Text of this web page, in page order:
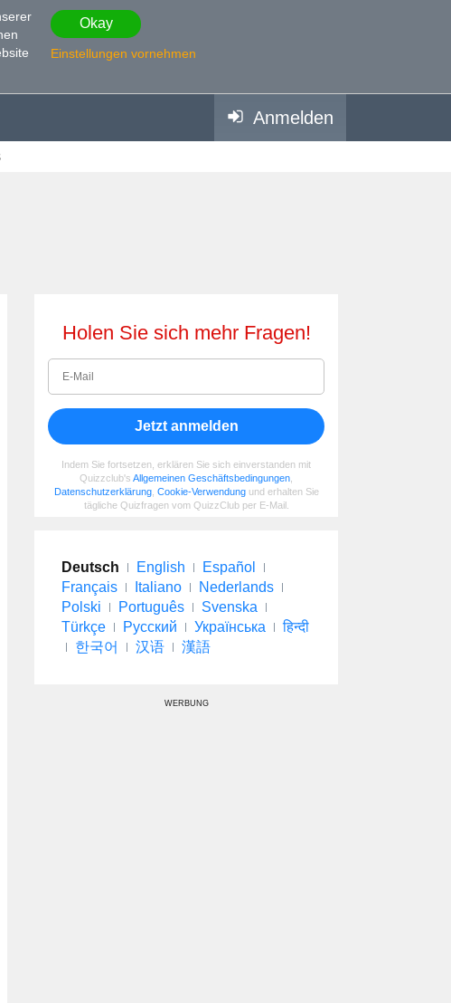
Okay
Einstellungen vornehmen
Anmelden
Holen Sie sich mehr Fragen!
Jetzt anmelden
Indem Sie fortsetzen, erklären Sie sich einverstanden mit
Quizzclub's Allgemeinen Geschäftsbedingungen
Datenschutzerklärung, Cookie-Verwendungund erhalten Sie
tägliche Quizfragen vom QuizzClub per E-Mail.
Deutsch English
Español
Français
Italiano
Nederlands
Polski
Português
Svenska
Türkçe
Русский Українська
हिन्दी
한국어
汉语 漢語
WERBUNG